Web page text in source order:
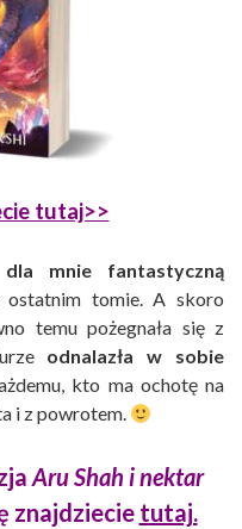
tutaj>>
mnie fantastyczną
tomie. A skoro
temu pożegnała się z
odnalazła w sobie
kto ma ochotę na
i z powrotem.
Aru Shah i nektar
znajdziecie tutaj.